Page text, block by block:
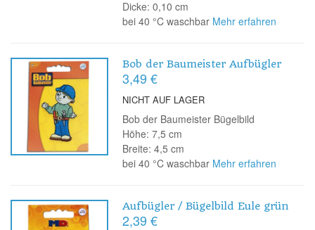
Dicke: 0,10 cm
bei 40 °C waschbar Mehr erfahren
Bob der Baumeister Aufbügler
3,49 €
NICHT AUF LAGER
Bob der Baumeister Bügelbild
Höhe: 7,5 cm
Breite: 4,5 cm
bei 40 °C waschbar Mehr erfahren
Aufbügler / Bügelbild Eule grün
2,39 €